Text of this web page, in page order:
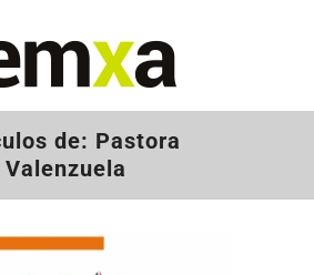
de: Pastora
Valenzuela